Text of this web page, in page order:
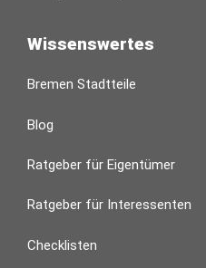
Wissenswertes
Bremen Stadtteile
Blog
Ratgeber für Eigentümer
Ratgeber für Interessenten
Checklisten